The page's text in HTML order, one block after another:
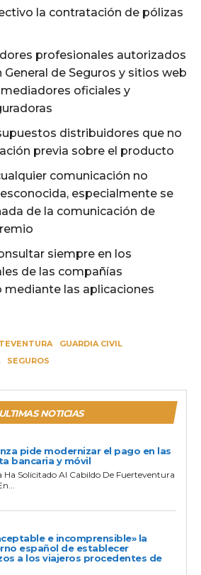
la contratación de pólizas
profesionales autorizados
General de Seguros y sitios web
oficiales y
distribuidores que no
previa sobre el producto
comunicación no
especialmente se
de la comunicación de
siempre en los
de las compañías
mediante las aplicaciones
GUARDIA CIVIL
SEGUROS
ULTIMAS NOTICIAS
pide modernizar el pago en las
bancaria y móvil
Solicitado Al Cabildo De Fuerteventura
e incomprensible» la
español de establecer
a los viajeros procedentes de